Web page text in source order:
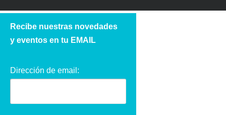
Recibe nuestras novedades
y eventos en tu EMAIL
Dirección de email: